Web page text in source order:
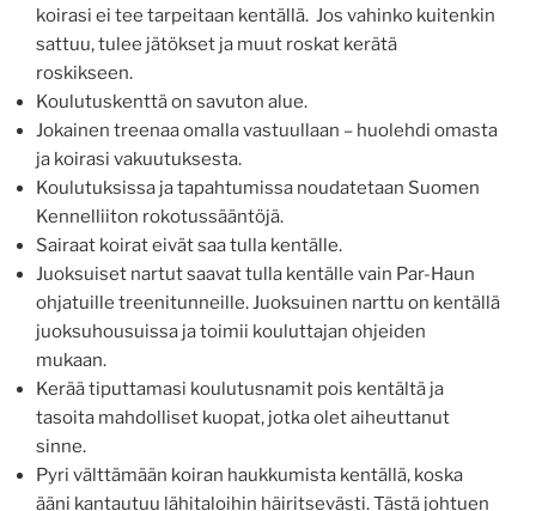
koirasi ei tee tarpeitaan kentällä. Jos vahinko kuitenkin
sattuu, tulee jätökset ja muut roskat kerätä
roskikseen.
Koulutuskenttä on savuton alue.
Jokainen treenaa omalla vastuullaan – huolehdi omasta
ja koirasi vakuutuksesta.
Koulutuksissa ja tapahtumissa noudatetaan Suomen
Kennelliiton rokotussääntöjä.
Sairaat koirat eivät saa tulla kentälle.
Juoksuiset nartut saavat tulla kentälle vain Par-Haun
ohjatuille treenitunneille. Juoksuinen narttu on kentällä
juoksuhousuissa ja toimii kouluttajan ohjeiden
mukaan.
Kerää tiputtamasi koulutusnamit pois kentältä ja
tasoita mahdolliset kuopat, jotka olet aiheuttanut
sinne.
Pyri välttämään koiran haukkumista kentällä, koska
ääni kantautuu lähitaloihin häiritsevästi. Tästä johtuen